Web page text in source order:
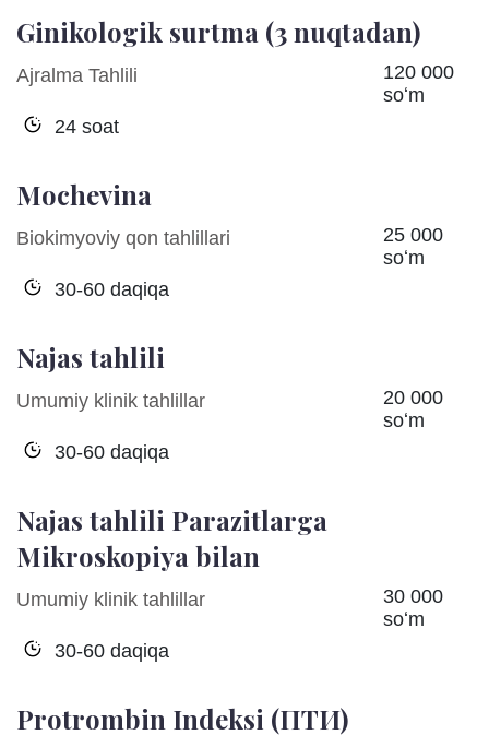
Ginikologik surtma (3 nuqtadan)
Ajralma Tahlili
24 soat
120 000
soʻm
Mochevina
Biokimyoviy qon tahlillari
30-60 daqiqa
25 000
soʻm
Najas tahlili
Umumiy klinik tahlillar
30-60 daqiqa
20 000
soʻm
Najas tahlili Parazitlarga
Mikroskopiya bilan
Umumiy klinik tahlillar
30-60 daqiqa
30 000
soʻm
Protrombin Indeksi (ПТИ)